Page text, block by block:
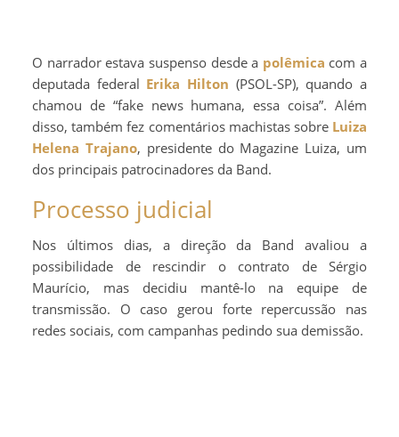
O narrador estava suspenso desde a polêmica com a
deputada federal Erika Hilton (PSOL-SP), quando a
chamou de “fake news humana, essa coisa”. Além
disso, também fez comentários machistas sobre Luiza
Helena Trajano, presidente do Magazine Luiza, um
dos principais patrocinadores da Band.
Processo judicial
Nos últimos dias, a direção da Band avaliou a
possibilidade de rescindir o contrato de Sérgio
Maurício, mas decidiu mantê-lo na equipe de
transmissão. O caso gerou forte repercussão nas
redes sociais, com campanhas pedindo sua demissão.